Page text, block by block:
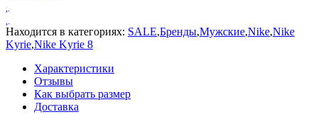
Находится в категориях: SALE,Бренды,Мужские,Nike,Nike
Kyrie,Nike Kyrie 8
Характеристики
Отзывы
Как выбрать размер
Доставка